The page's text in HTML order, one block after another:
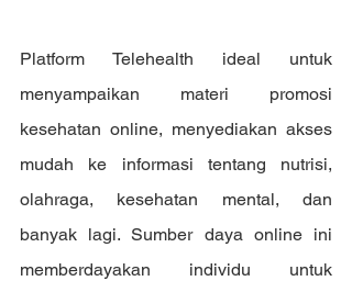
Platform Telehealth ideal untuk
menyampaikan materi promosi
kesehatan online, menyediakan akses
mudah ke informasi tentang nutrisi,
olahraga, kesehatan mental, dan
banyak lagi. Sumber daya online ini
memberdayakan individu untuk